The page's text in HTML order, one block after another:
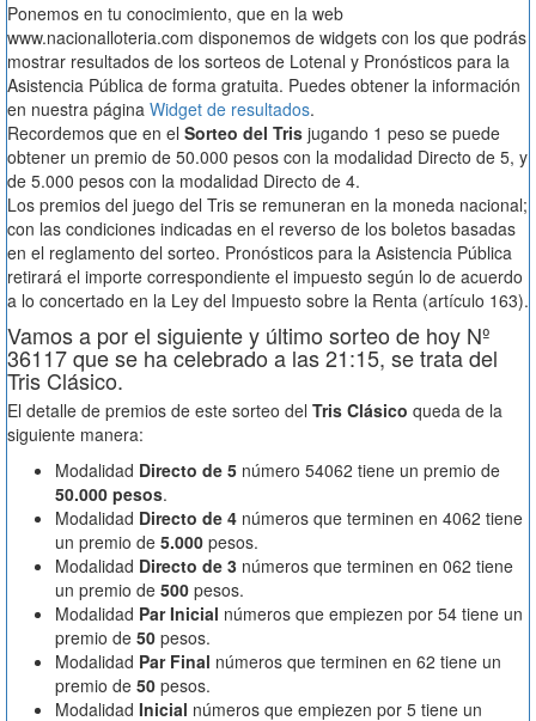
Ponemos en tu conocimiento, que en la web
www.nacionalloteria.com disponemos de widgets con los que podrás
mostrar resultados de los sorteos de Lotenal y Pronósticos para la
Asistencia Pública de forma gratuita. Puedes obtener la información
en nuestra página Widget de resultados.
Recordemos que en el Sorteo del Tris jugando 1 peso se puede
obtener un premio de 50.000 pesos con la modalidad Directo de 5, y
de 5.000 pesos con la modalidad Directo de 4.
Los premios del juego del Tris se remuneran en la moneda nacional;
con las condiciones indicadas en el reverso de los boletos basadas
en el reglamento del sorteo. Pronósticos para la Asistencia Pública
retirará el importe correspondiente el impuesto según lo de acuerdo
a lo concertado en la Ley del Impuesto sobre la Renta (artículo 163).
Vamos a por el siguiente y último sorteo de hoy Nº
36117 que se ha celebrado a las 21:15, se trata del
Tris Clásico.
El detalle de premios de este sorteo del Tris Clásico queda de la
siguiente manera:
Modalidad Directo de 5 número 54062 tiene un premio de
50.000 pesos.
Modalidad Directo de 4 números que terminen en 4062 tiene
un premio de 5.000 pesos.
Modalidad Directo de 3 números que terminen en 062 tiene
un premio de 500 pesos.
Modalidad Par Inicial números que empiezen por 54 tiene un
premio de 50 pesos.
Modalidad Par Final números que terminen en 62 tiene un
premio de 50 pesos.
Modalidad Inicial números que empiezen por 5 tiene un